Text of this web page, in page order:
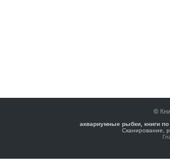
©
аквариумные рыбки, книги
Сканирование,